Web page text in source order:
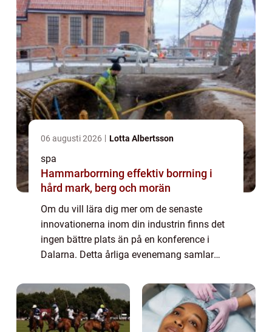
06 augusti 2026 Lotta Albertsson
spa
Hammarborrning effektiv borrning i
hård mark, berg och morän
Om du vill lära dig mer om de senaste
innovationerna inom din industrin finns det
ingen bättre plats än på en konference i
Dalarna. Detta årliga evenemang samlar
dela med sig av sina kunskaper och insikter
o...